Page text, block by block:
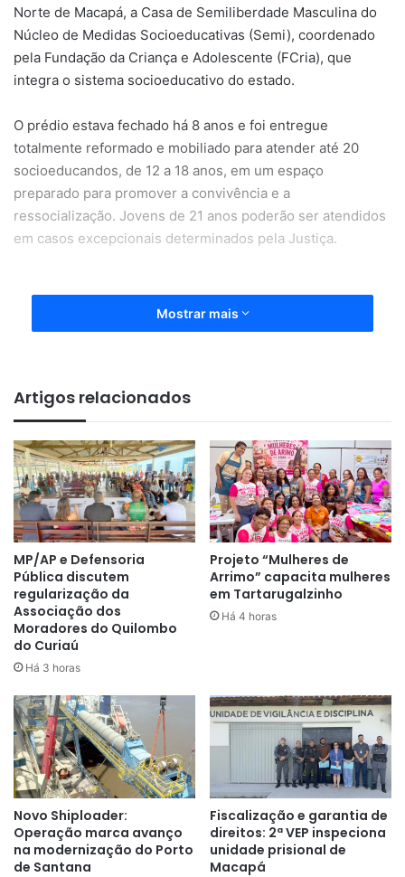
Norte de Macapá, a Casa de Semiliberdade Masculina do
Núcleo de Medidas Socioeducativas (Semi), coordenado
pela Fundação da Criança e Adolescente (FCria), que
integra o sistema socioeducativo do estado.
O prédio estava fechado há 8 anos e foi entregue
totalmente reformado e mobiliado para atender até 20
socioeducandos, de 12 a 18 anos, em um espaço
preparado para promover a convivência e a
ressocialização. Jovens de 21 anos poderão ser atendidos
em casos excepcionais determinados pela Justiça.
da Esperança”. É uma
oportunidade para muitos jovens
que serão transformados por
meio de vários trabalhos. É uma
casa que eles podem não ter lá
fora, mas vão ter aqui dentro,
com acompanhamento,
alimentação, cuidados e
educação. Hoje é um grande feito
pra nós, em 103 dias de governo,
como esse” , disse Luiz Eduardo
Oliveira, diretor-presidente da
Fcria.
A Casa de Semiliberdade Masculina contará diariamente
com atividades, pedagógicas, ocupacionais,
Mostrar mais
Artigos relacionados
MP/AP e Defensoria
Pública discutem
regularização da
Associação dos
Moradores do Quilombo
do Curiaú
Há 3 horas
Projeto “Mulheres de
Arrimo” capacita mulheres
em Tartarugalzinho
Há 4 horas
Novo Shiploader:
Operação marca avanço
na modernização do Porto
de Santana
Fiscalização e garantia de
direitos: 2ª VEP inspeciona
unidade prisional de
Macapá